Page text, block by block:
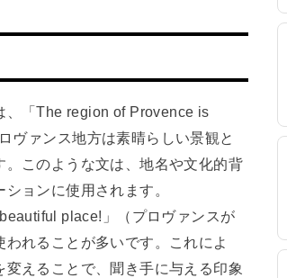
、「The region of Provence is
ァンス地方は素晴らしい景観と
このような文は、地名や文化的背
ョンに使用されます。
place!」（プロヴァンスが
れることが多いです。これによ
えることで、聞き手に与える印象